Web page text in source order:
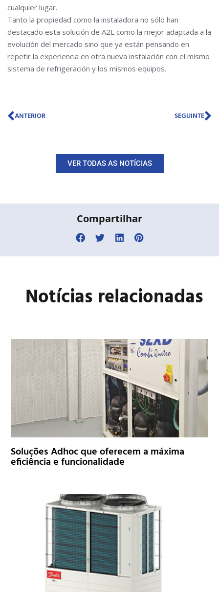
cualquier lugar.
Tanto la propiedad como la instaladora no sólo han
destacado esta solución de A2L como la mejor adaptada a la
evolución del mercado sino que ya están pensando en
repetir la experiencia en otra nueva instalación con el mismo
sistema de refrigeración y los mismos equipos.
Prev
ANTERIOR SEGUINTE
VER TODAS AS NOTÍCIAS
Compartilhar
Notícias relacionadas
Soluções Adhoc que oferecem a máxima
eficiência e funcionalidade